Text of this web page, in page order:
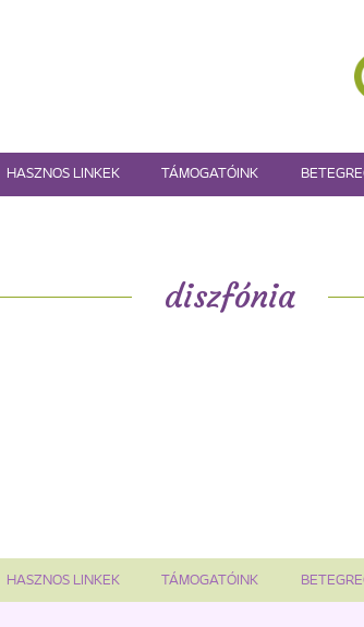
HASZNOS LINKEK TÁMOGATÓINK
diszfónia
HASZNOS LINKEK TÁMOGATÓINK